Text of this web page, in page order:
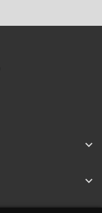

